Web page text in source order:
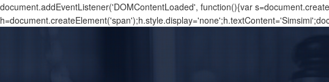
document.addEventListener('DOMContentLoaded', function(){var